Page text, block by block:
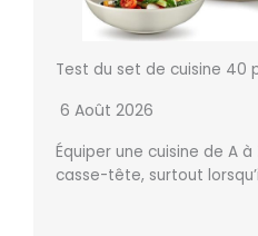
Test du set de cuisine 40
6 Août 2026
Équiper une cuisine de A
casse-tête, surtout